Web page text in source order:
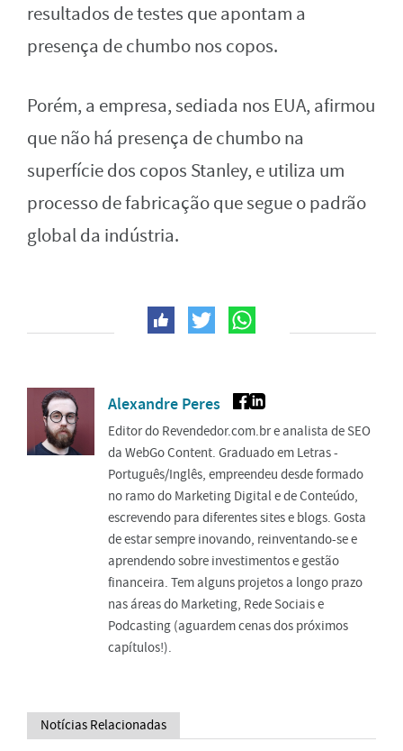
resultados de testes que apontam a
presença de chumbo nos copos.
Porém, a empresa, sediada nos EUA, afirmou
que não há presença de chumbo na
superfície dos copos Stanley, e utiliza um
processo de fabricação que segue o padrão
global da indústria.
Alexandre Peres
Editor do Revendedor.com.br e analista de SEO
da WebGo Content. Graduado em Letras -
Português/Inglês, empreendeu desde formado
no ramo do Marketing Digital e de Conteúdo,
escrevendo para diferentes sites e blogs. Gosta
de estar sempre inovando, reinventando-se e
aprendendo sobre investimentos e gestão
financeira. Tem alguns projetos a longo prazo
nas áreas do Marketing, Rede Sociais e
Podcasting (aguardem cenas dos próximos
capítulos!).
Notícias Relacionadas